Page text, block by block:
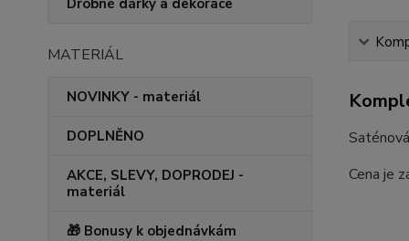
Drobné dárky a dekorace
MATERIÁL
NOVINKY - materiál
DOPLNĚNO
AKCE, SLEVY, DOPRODEJ -
materiál
🎁 Bonusy k objednávkám
Cena je